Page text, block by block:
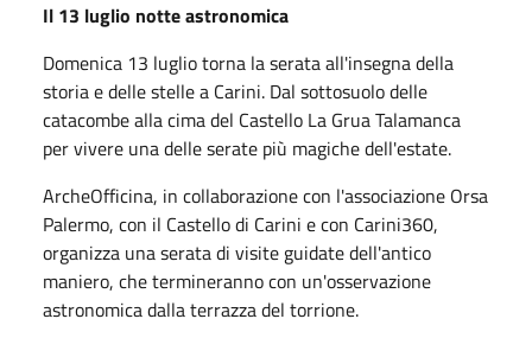
Il 13 luglio notte astronomica
Domenica 13 luglio torna la serata all'insegna della
storia e delle stelle a Carini. Dal sottosuolo delle
catacombe alla cima del Castello La GruaTalamanca
per vivere una delle serate più magiche dell'estate.
ArcheOfficina, in collaborazione con l'associazione Orsa
Palermo, con il Castello di Carini e con Carini360,
organizza una serata di visite guidate dell'antico
maniero, che termineranno con un'osservazione
astronomica dalla terrazza del torrione.